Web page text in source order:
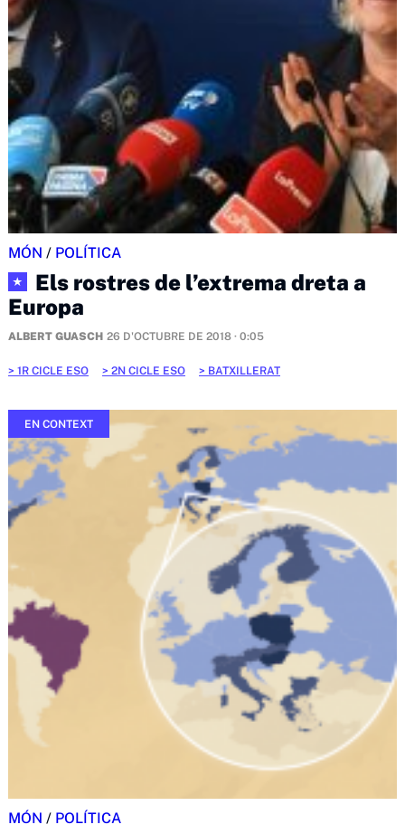
MÓN / POLÍTICA
★
Els rostres de l’extrema dreta a
Europa
ALBERT GUASCH 26 D'OCTUBRE DE 2018 · 0:05
1R CICLE ESO 2N CICLE ESO BATXILLERAT
EN CONTEXT
MÓN / POLÍTICA